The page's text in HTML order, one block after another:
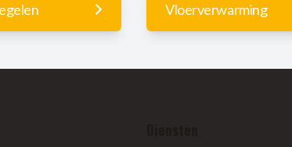
Vloerverwarming